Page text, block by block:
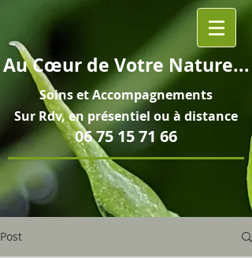
AuCœurde Votre Nature...
Soins etAccompagnements
Sur Rdv, en présentiel ou à distance
06 75 15 71 66
Post